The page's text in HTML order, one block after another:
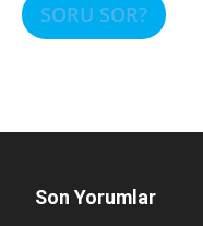
SORU SOR?
Son Yorumlar